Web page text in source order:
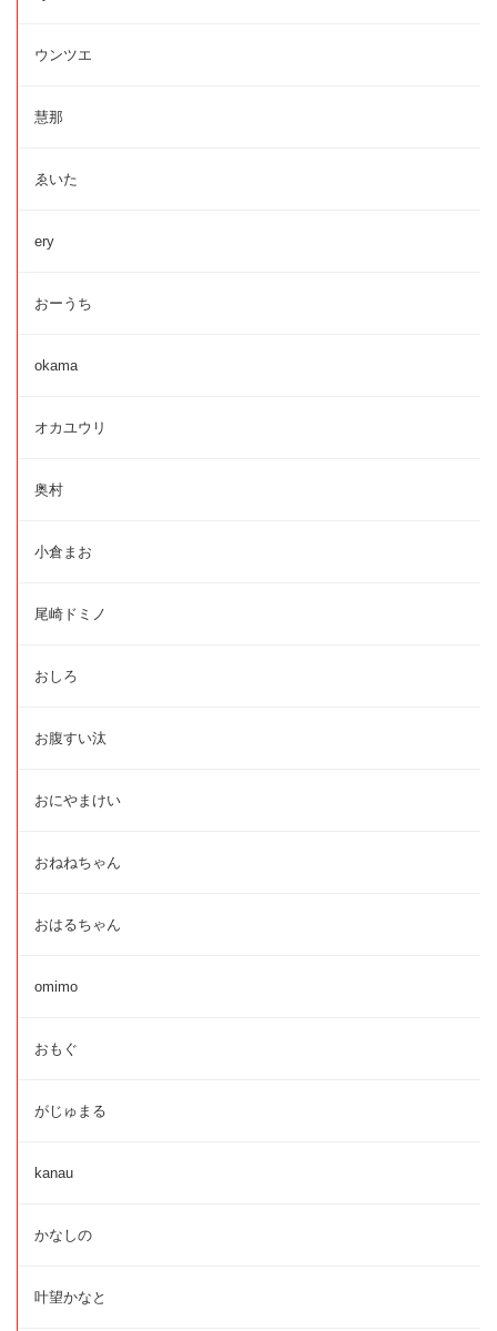
ウンツエ
慧那
ゑいた
ery
おーうち
okama
オカユウリ
奥村
小倉まお
尾崎ドミノ
おしろ
お腹すい汰
おにやまけい
おねねちゃん
おはるちゃん
omimo
おもぐ
がじゅまる
kanau
かなしの
叶望かなと